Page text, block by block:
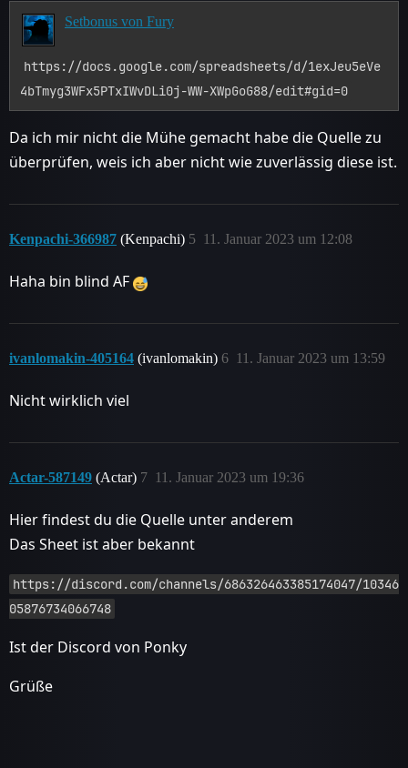
Setbonus von Fury
https://docs.google.com/spreadsheets/d/1exJeu5eVe
4bTmyg3WFx5PTxIWvDLi0j-WW-XWpGoG88/edit#gid=0
Da ich mir nicht die Mühe gemacht habe die Quelle zu
überprüfen, weis ich aber nicht wie zuverlässig diese ist.
Kenpachi-366987 (Kenpachi) 11. Januar 2023 um 12:08
5
Haha bin blind AF
ivanlomakin-405164 (ivanlomakin) 11. Januar 2023 um 13:59
6
Nicht wirklich viel
Actar-587149 (Actar) 11. Januar 2023 um 19:36
7
Hier findest du die Quelle unter anderem
Das Sheet ist aber bekannt
https://discord.com/channels/686326463385174047/10346
05876734066748
Ist der Discord von Ponky
Grüße